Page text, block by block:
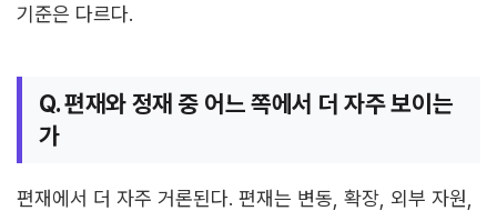
기준은 다르다.
Q. 편재와 정재 중 어느 쪽에서 더 자주 보이는
가
편재에서 더 자주 거론된다. 편재는 변동, 확장, 외부 자원,